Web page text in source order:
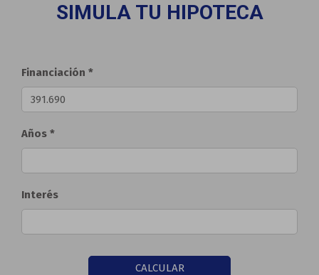
SIMULA TU HIPOTECA
Financiación *
Años *
Interés
CALCULAR